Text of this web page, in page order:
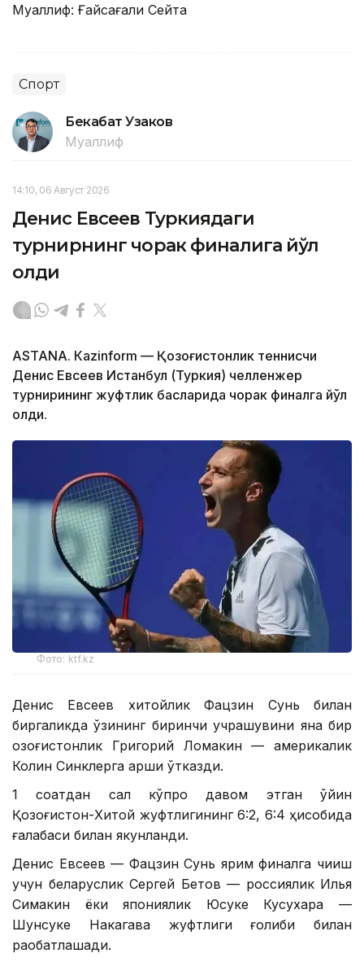
Муаллиф: Ғайсағали Сейтақ
Спорт
Бекабат Узаков
Муаллиф
14:10, 06 Август 2026
Денис Евсеев Туркиядаги
турнирнинг чорак финалига йўл
олди
ASTANА. Кazinform — Қозоғистонлик теннисчи
Денис Евсеев Истанбул (Туркия) челленжер
турнирининг жуфтлик баҳсларида чорак финалга йўл
олди.
Фото: ktf.kz
Денис Евсеев хитойлик Фацзин Сунь билан
биргаликда ўзининг биринчи учрашувини яна бир
қозоғистонлик Григорий Ломакин — америкалик
Колин Синклерга қарши ўтказди.
1 соатдан сал кўпроқ давом этган ўйин
Қозоғистон-Хитой жуфтлигининг 6:2, 6:4 ҳисобида
ғалабаси билан якунланди.
Денис Евсеев — Фацзин Сунь ярим финалга чиқиш
учун беларуслик Сергей Бетов — россиялик Илья
Симакин ёки япониялик Юсуке Кусухара —
Шунсуке Накагава жуфтлиги ғолиби билан
рақобатлашади.